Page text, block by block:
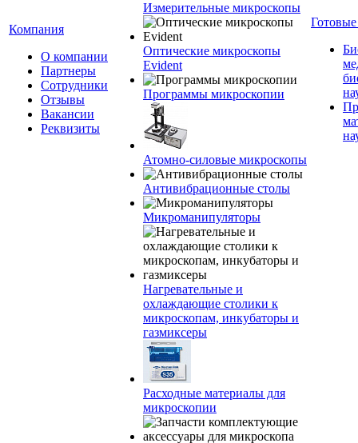
Компания
О компании
Партнеры
Сотрудники
Отзывы
Вакансии
Реквизиты
Измерительные микроскопы
Оптические микроскопы
Evident
Программы микроскопии
Атомно-силовые микроскопы
Антивибрационные столы
Микроманипуляторы
Нагревательные и
охлаждающие столики к
микроскопам, инкубаторы и
газмиксеры
Расходные материалы для
микроскопии